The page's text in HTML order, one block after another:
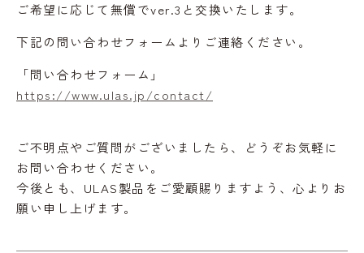
ご希望に応じて無償でver.3と交換いたします。
下記の問い合わせフォームよりご連絡ください。
「問い合わせフォーム」
https://www.ulas.jp/contact/
ご不明点やご質問がございましたら、どうぞお気軽に
お問い合わせください。
今後とも、ULAS製品をご愛顧賜りますよう、心よりお
願い申し上げます。